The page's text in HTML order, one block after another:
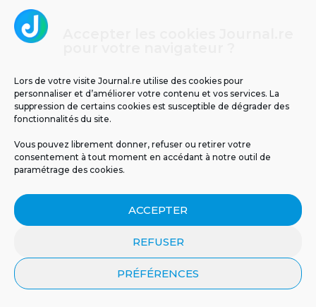
Lors de votre visite Journal.re utilise des cookies pour
personnaliser et d’améliorer votre contenu et vos services. La
suppression de certains cookies est susceptible de dégrader des
fonctionnalités du site.
Vous pouvez librement donner, refuser ou retirer votre
consentement à tout moment en accédant à notre outil de
paramétrage des cookies.
ACCEPTER
REFUSER
PRÉFÉRENCES
Un espoir inattendu venu
de la nature :...
Cliquez pour accepter les cookies
marketing et activer ce contenu